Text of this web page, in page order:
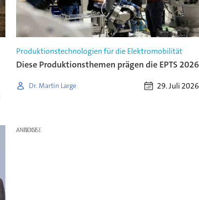
Produktionstechnologien für die Elektromobilität
Diese Produktionsthemen prägen die EPTS 2026
Dr. Martin Large 29. Juli 2026
ANZEIGE